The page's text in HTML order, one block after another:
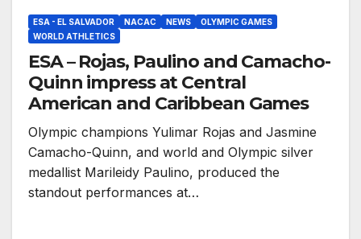
ESA - EL SALVADOR NACAC NEWS
OLYMPIC GAMES
WORLD ATHLETICS
ESA – Rojas, Paulino and Camacho-
Quinn impress at Central
American and Caribbean Games
Olympic champions Yulimar Rojas and Jasmine
Camacho-Quinn, and world and Olympic silver
medallist Marileidy Paulino, produced the
standout performances at…